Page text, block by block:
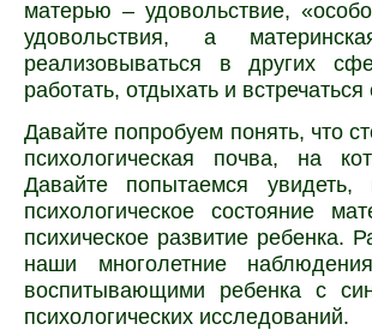
матерью – удовольствие,
удовольствия, а
реализовываться в других
работать, отдыхать и
Давайте попробуем понять, что
психологическая почва, на
Давайте попытаемся
психологическое состояние
психическое развитие ребенка.
наши многолетние
воспитывающими ребенка с
психологических исследований.